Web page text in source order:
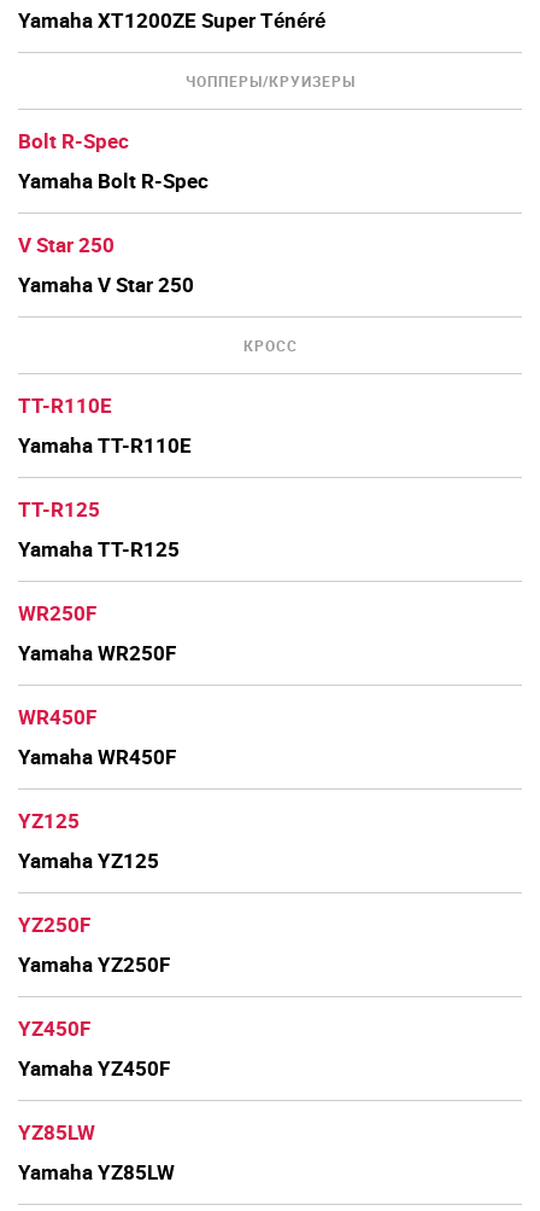
Yamaha XT1200ZE Super Ténéré
ЧОППЕРЫ/КРУИЗЕРЫ
Bolt R-Spec
Yamaha Bolt R-Spec
V Star 250
Yamaha V Star 250
КРОСС
TT-R110E
Yamaha TT-R110E
TT-R125
Yamaha TT-R125
WR250F
Yamaha WR250F
WR450F
Yamaha WR450F
YZ125
Yamaha YZ125
YZ250F
Yamaha YZ250F
YZ450F
Yamaha YZ450F
YZ85LW
Yamaha YZ85LW